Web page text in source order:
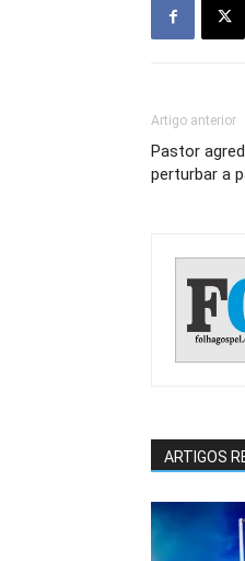
Artigo anterior
Pastor
perturbar a
ARTIGOS